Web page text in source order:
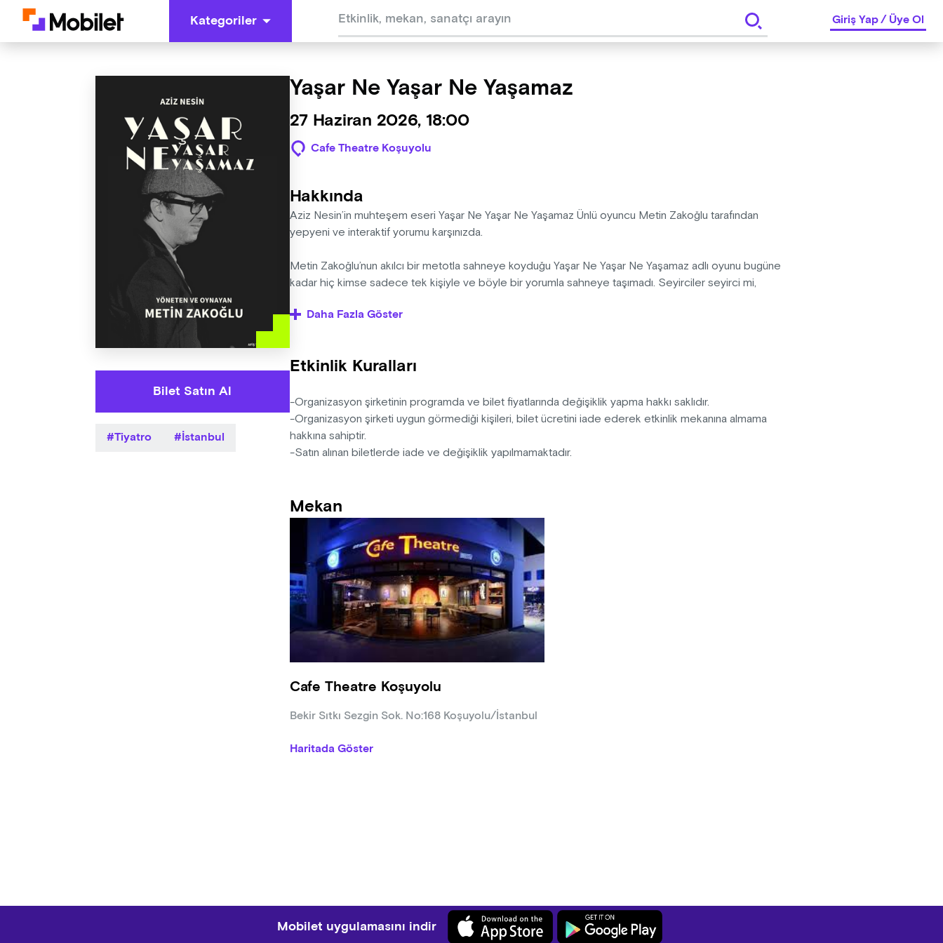
Kategoriler Giriş Yap/Üye Ol
Bilet Satın Al
Tiyatro İstanbul
Yaşar Ne Yaşar Ne Yaşamaz
27 Haziran 2026, 18:00
Cafe Theatre Koşuyolu
Hakkında
Aziz Nesin’in muhteşem eseri Yaşar Ne Yaşar Ne Yaşamaz Ünlü oyuncu Metin Zakoğlu tarafından
yepyeni ve interaktif yorumu karşınızda.
Metin Zakoğlu’nun akılcı bir metotla sahneye koyduğu Yaşar Ne Yaşar Ne Yaşamaz adlı oyunu bugüne
kadar hiç kimse sadece tek kişiyle ve böyle bir yorumla sahneye taşımadı. Seyirciler seyirci mi,
öğrenelim. Siz de oyunun bir parçası olmaya hazırsanız bu eğlenceli komediyi kaçırmayın!
Yazan: Aziz Nesin
Yöneten-Dramaturji: Metin Zakoğlu
Dekor-Kostüm: Tuğba Zakoğlu
Işık-Müzik: İrem Özer
Daha Fazla Göster
Etkinlik Kuralları
-Organizasyon şirketinin programda ve bilet fiyatlarında değişiklik yapma hakkı saklıdır.
-Organizasyon şirketi uygun görmediği kişileri, bilet ücretini iade ederek etkinlik mekanına almama
hakkına sahiptir.
-Satın alınan biletlerde iade ve değişiklik yapılmamaktadır.
Mekan
Cafe Theatre Koşuyolu
Bekir Sıtkı Sezgin Sok. No:168 Koşuyolu/İstanbul
Haritada Göster
Mobilet uygulamasını indir